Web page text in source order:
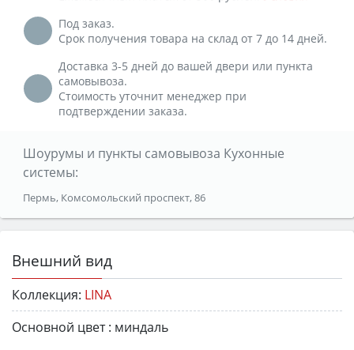
Под заказ.
Срок получения товара на склад от 7 до 14 дней.
Доставка 3-5 дней до вашей двери или пункта
самовывоза.
Стоимость уточнит менеджер при
подтверждении заказа.
Шоурумы и пункты самовывоза Кухонные
системы:
Пермь, Комсомольский проспект, 86
Внешний вид
Коллекция: LINA
Основной цвет : миндаль